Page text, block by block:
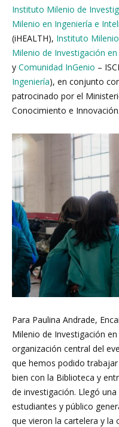
Instituto Milenio de
Milenio en Ingeniería e
(iHEALTH), Instituto
Milenio de Investigación
y Comunidad InGenio –
Ingeniería), en conjunto
patrocinado por el
Conocimiento e Innovación.
Para Paulina Andrade,
Milenio de Investigación
organización central del
que hemos podido
bien con la Biblioteca y
de investigación. Llegó
estudiantes y público
que vieron la cartelera y la